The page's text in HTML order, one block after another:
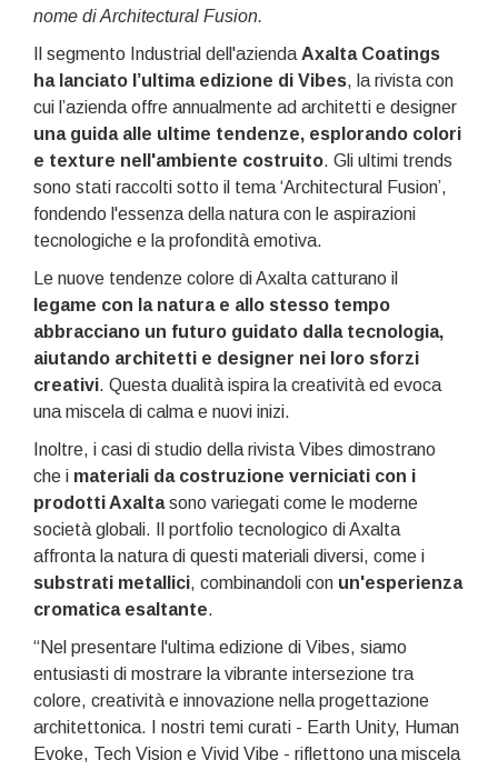
nome di Architectural Fusion.
Il segmento Industrial dell'azienda Axalta Coatings
ha lanciato l’ultima edizione di Vibes, la rivista con
cui l’azienda offre annualmente ad architetti e designer
una guida alle ultime tendenze, esplorando colori
e texture nell'ambiente costruito. Gli ultimi trends
sono stati raccolti sotto il tema ‘Architectural Fusion’,
fondendo l'essenza della natura con le aspirazioni
tecnologiche e la profondità emotiva.
Le nuove tendenze colore di Axalta catturano il
legame con la natura e allo stesso tempo
abbracciano un futuro guidato dalla tecnologia,
aiutando architetti e designer nei loro sforzi
creativi. Questa dualità ispira la creatività ed evoca
una miscela di calma e nuovi inizi.
Inoltre, i casi di studio della rivista Vibes dimostrano
che i materiali da costruzione verniciati con i
prodotti Axaltasono variegati come le moderne
società globali. Il portfolio tecnologico di Axalta
affronta la natura di questi materiali diversi, come i
substrati metallici, combinandoli con un'esperienza
cromatica esaltante.
“Nel presentare l'ultima edizione di Vibes, siamo
entusiasti di mostrare la vibrante intersezione tra
colore, creatività e innovazione nella progettazione
architettonica. I nostri temi curati - Earth Unity, Human
Evoke, Tech Vision e Vivid Vibe - riflettono una miscela